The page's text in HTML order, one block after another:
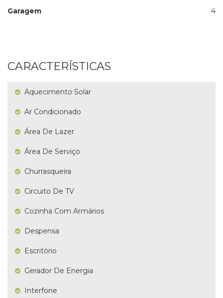
Garagem 4
CARACTERÍSTICAS
Aquecimento Solar
Ar Condicionado
Área De Lazer
Área De Serviço
Churrasqueira
Circuito De TV
Cozinha Com Armários
Despensa
Escritório
Gerador De Energia
Interfone